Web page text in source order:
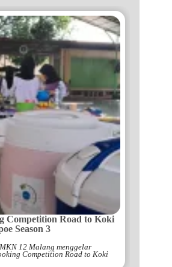
Competition Road to Koki
Season 3
12 Malang menggelar
Competition Road to Koki